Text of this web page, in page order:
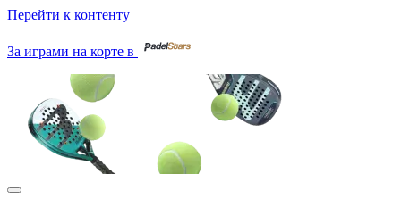
Перейти к контенту
За играми на корте в